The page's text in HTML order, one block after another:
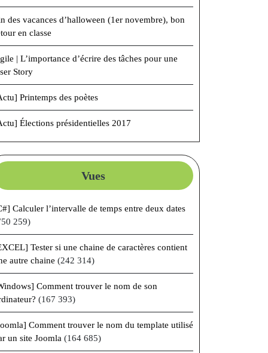
des vacances d’halloween (1er novembre), bon
en classe
| L’importance d’écrire des tâches pour une
Story
Printemps des poètes
Élections présidentielles 2017
Vues
Calculer l’intervalle de temps entre deux dates
259)
Tester si une chaine de caractères contient
autre chaine (242 314)
Comment trouver le nom de son
(167 393)
Comment trouver le nom du template utilisé
un site Joomla (164 685)